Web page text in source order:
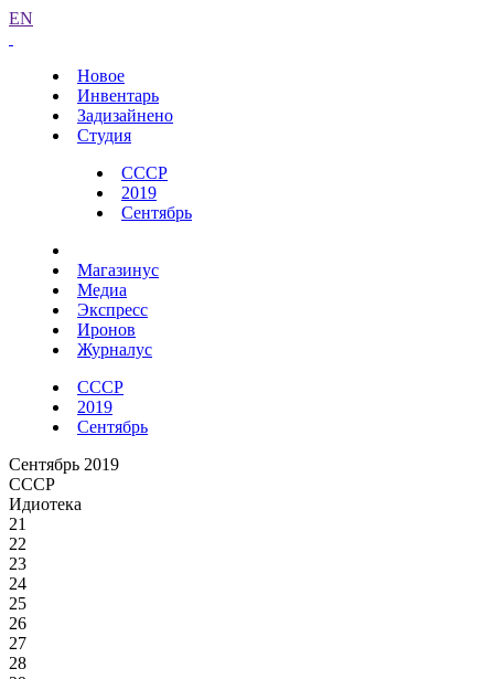
EN
Новое
Инвентарь
Задизайнено
Студия
СССР
2019
Сентябрь
Магазинус
Медиа
Экспресс
Иронов
Журналус
СССР
2019
Сентябрь
Сентябрь 2019
СССР
Идиотека
21
22
23
24
25
26
27
28